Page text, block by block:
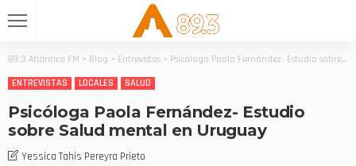
89.3 Atlántica FM > Blog > Entrevistas > Psicóloga Paola Fernández- Estudio sobre Salud mental en Uruguay
ENTREVISTAS
LOCALES SALUD
Psicóloga Paola Fernández- Estudio
sobre Salud mental en Uruguay
Yessica Tahis Pereyra Prieto